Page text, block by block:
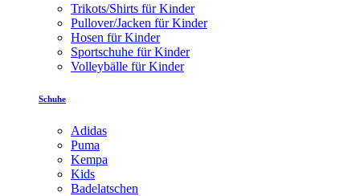
Trikots/Shirts für Kinder
Pullover/Jacken für Kinder
Hosen für Kinder
Sportschuhe für Kinder
Volleybälle für Kinder
Schuhe
Adidas
Puma
Kempa
Kids
Badelatschen